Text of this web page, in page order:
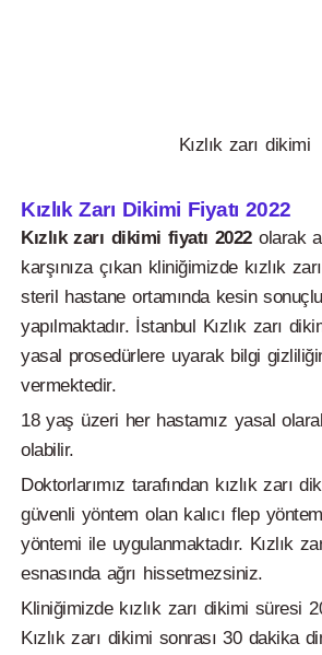
Kızlık zarı dikimi
Kızlık Zarı Dikimi Fiyatı 2022
Kızlık zarı dikimi fiyatı 2022olarak
karşınıza çıkan kliniğimizde kızlık
steril hastane ortamında kesin
yapılmaktadır. İstanbul Kızlık zarı
yasal prosedürlere uyarak bilgi
vermektedir.
18 yaş üzeri her hastamız yasal
olabilir.
Doktorlarımız tarafından kızlık zarı
güvenli yöntem olan kalıcı flep
yöntemi ile uygulanmaktadır. Kızlık
esnasında ağrı hissetmezsiniz.
Kliniğimizde kızlık zarı dikimi süresi
Kızlık zarı dikimi sonrası 30 dakika